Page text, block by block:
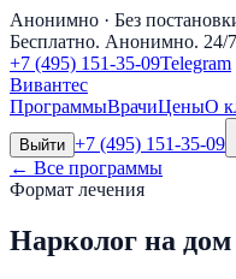
Анонимно · Без
Бесплатно. Анонимно. 24/7
+7 (495) 151-35-09Telegram
Вивантес
ПрограммыВрачиЦеныО
Выйти +7 (495) 151-35-09
← Все программы
Формат лечения
Нарколог на дом